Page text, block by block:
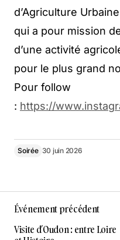
d’Agriculture
qui a pour mission
d’une activité
pour le plus grand
Pour follow
: https://
Soirée 30 juin 2026
Événement précédent
Visite d’Oudon : entre Loire